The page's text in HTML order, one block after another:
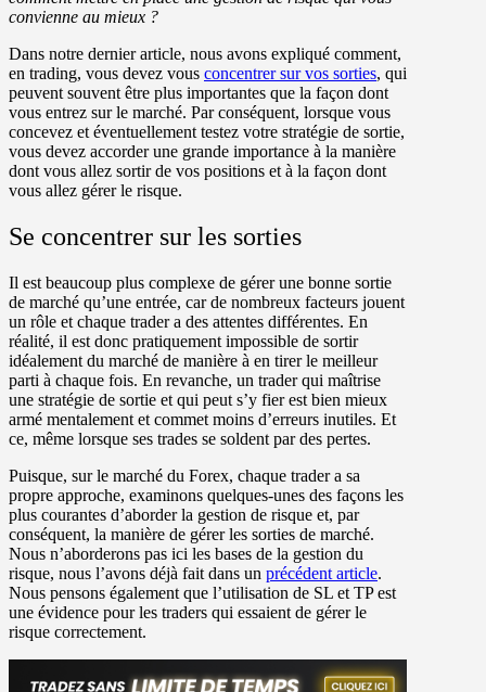
convienne au mieux ?
Dans notre dernier article, nous avons expliqué comment,
en trading, vous devez vous concentrer sur vos sorties, qui
peuvent souvent être plus importantes que la façon dont
vous entrez sur le marché. Par conséquent, lorsque vous
concevez et éventuellement testez votre stratégie de sortie,
vous devez accorder une grande importance à la manière
dont vous allez sortir de vos positions et à la façon dont
vous allez gérer le risque.
Se concentrer sur les sorties
Il est beaucoup plus complexe de gérer une bonne sortie
de marché qu’une entrée, car de nombreux facteurs jouent
un rôle et chaque trader a des attentes différentes. En
réalité, il est donc pratiquement impossible de sortir
idéalement du marché de manière à en tirer le meilleur
parti à chaque fois. En revanche, un trader qui maîtrise
une stratégie de sortie et qui peut s’y fier est bien mieux
armé mentalement et commet moins d’erreurs inutiles. Et
ce, même lorsque ses trades se soldent par des pertes.
Puisque, sur le marché du Forex, chaque trader a sa
propre approche, examinons quelques-unes des façons les
plus courantes d’aborder la gestion de risque et, par
conséquent, la manière de gérer les sorties de marché.
Nous n’aborderons pas ici les bases de la gestion du
risque, nous l’avons déjà fait dans un précédent article.
Nous pensons également que l’utilisation de SL et TP est
une évidence pour les traders qui essaient de gérer le
risque correctement.